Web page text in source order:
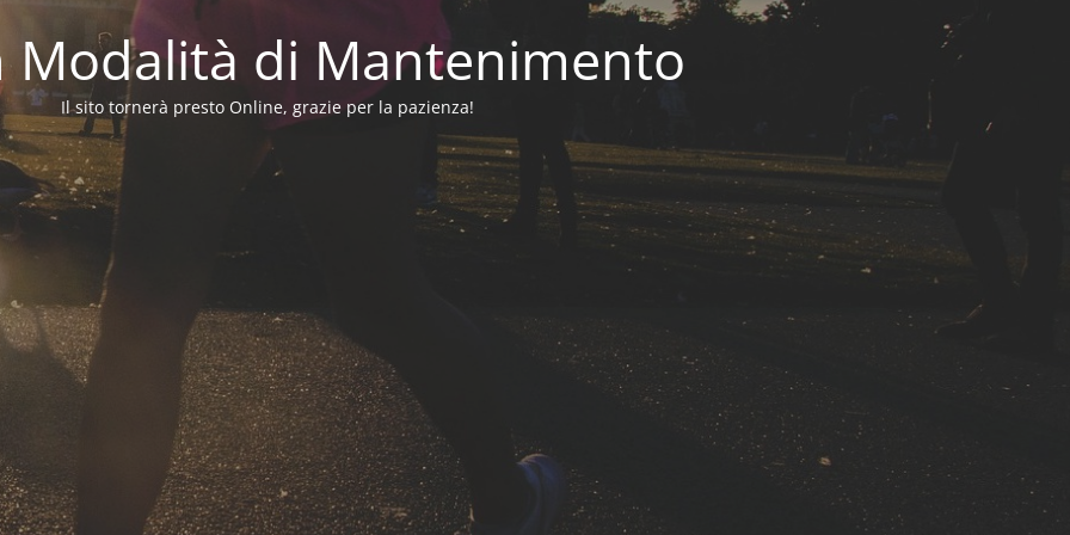
Modalità di Mantenimento
Il sito tornerà presto Online, grazie per la pazienza!